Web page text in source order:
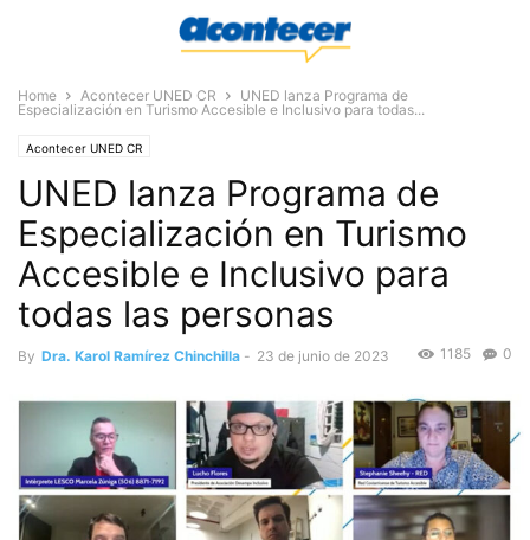
Home Acontecer UNED CR
UNED lanza Programa de
Especialización en Turismo Accesible e Inclusivo para todas...
Acontecer UNED CR
UNED lanza Programa de
Especialización en Turismo
Accesible e Inclusivo para
todas las personas
By Dra. Karol Ramírez Chinchilla - 23 de junio de 2023 0
1185